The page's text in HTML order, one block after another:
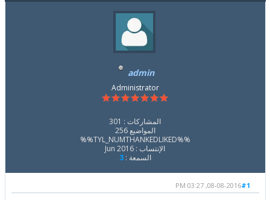
admin
Administrator
المشاركات : 301
المواضيع 256
%%TYL_NUMTHANKEDLIKED%%
الإنتساب : Jun 2016
السمعة :3
#1
08-08-2016, 03:27 PM